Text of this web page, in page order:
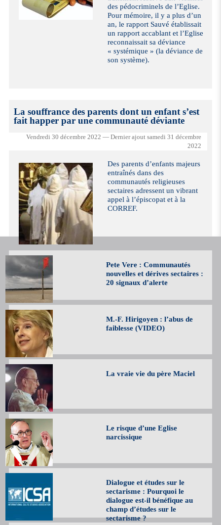
des pédocriminels de l’Eglise.
Pour mémoire, il y a plus d’un
an, le rapport Sauvé établissait
un rapport accablant et l’Eglise
reconnaissait sa déviance
« systémique » (la déviance de
son système).
La souffrance des parents dont un enfant s’est
fait happer par une communauté déviante
Vendredi 30 décembre 2022 — Dernier ajout samedi 31 décembre
2022
Des parents d’enfants majeurs
entraînés dans des
communautés religieuses
sectaires adressent un vibrant
appel à l’épiscopat et à la
CORREF.
Pete Vere : Communautés
nouvelles et dérives sectaires :
20 signaux d’alerte
M.-F. Hirigoyen : l’abus de
faiblesse (VIDEO)
La vraie vie du père Maciel
Le risque d’une Eglise
narcissique
Dialogue et études sur le
sectarisme : Pourquoi le
dialogue est-il bénéfique au
champ d’études sur le
sectarisme ?